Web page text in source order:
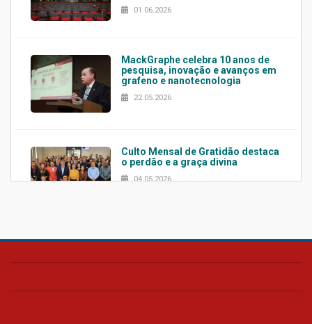
01.06.2026
MackGraphe celebra 10 anos de
pesquisa, inovação e avanços em
grafeno e nanotecnologia
22.05.2026
Culto Mensal de Gratidão destaca
o perdão e a graça divina
04.05.2026
Confira como foi o culto mensal